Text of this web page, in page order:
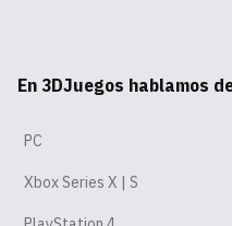
pp
ok
En 3DJuegos hablamos
PC
Xbox Series X | S